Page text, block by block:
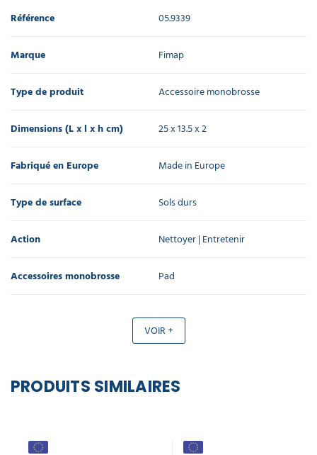
Référence 05.9339
Marque Fimap
Type de produit Accessoire monobrosse
Dimensions (L x l x h cm) 25 x 13.5 x 2
Fabriqué en Europe Made in Europe
Type de surface Sols durs
Action Nettoyer | Entretenir
Accessoires monobrosse Pad
VOIR +
PRODUITS SIMILAIRES